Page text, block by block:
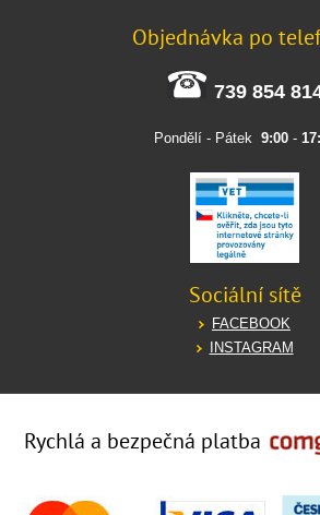
Objednávka po
739 854
Pondělí - Pátek 9:00-
Sociální sítě
FACEBOOK
INSTAGRAM
Rychlá a bezpečná platba